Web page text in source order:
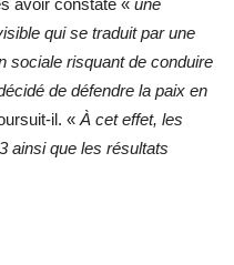
avoir constaté « une
qui se traduit par une
sociale risquant de conduire
de défendre la paix en
il. «À cet effet, les
ainsi que les résultats